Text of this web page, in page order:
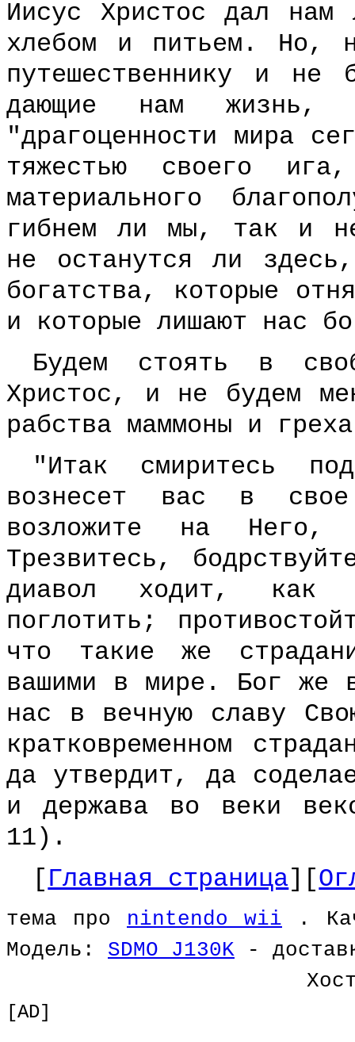
Иисус Христос дал нам
хлебом и питьем. Но,
путешественнику и
дающие нам жизнь,
"драгоценности мира
тяжестью своего
материального
гибнем ли мы, так и
не останутся ли
богатства, которые
и которые лишают нас
Будем стоять в
Христос, и не будем
рабства маммоны и
"Итак смиритесь
вознесет вас в
возложите на
Трезвитесь,
диавол ходит, как
поглотить;
что такие же
вашими в мире. Бог же
нас в вечную славу
кратковременном
да утвердит, да
и держава во веки
11).
[Главная страница][
тема про nintendo wii .
Модель: SDMO J130K -
[AD]